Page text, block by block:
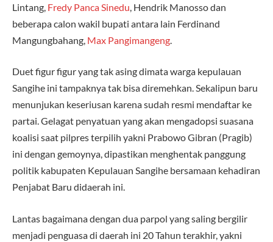
Lintang, Fredy Panca Sinedu, Hendrik Manosso dan
beberapa calon wakil bupati antara lain Ferdinand
Mangungbahang, Max Pangimangeng.
Duet figur figur yang tak asing dimata warga kepulauan
Sangihe ini tampaknya tak bisa diremehkan. Sekalipun baru
menunjukan keseriusan karena sudah resmi mendaftar ke
partai. Gelagat penyatuan yang akan mengadopsi suasana
koalisi saat pilpres terpilih yakni Prabowo Gibran (Pragib)
ini dengan gemoynya, dipastikan menghentak panggung
politik kabupaten Kepulauan Sangihe bersamaan kehadiran
Penjabat Baru didaerah ini.
Lantas bagaimana dengan dua parpol yang saling bergilir
menjadi penguasa di daerah ini 20 Tahun terakhir, yakni